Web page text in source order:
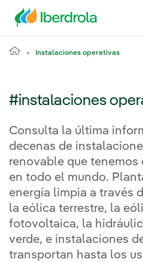
Instalaciones operativas
#instalaciones
Consulta la última
decenas de
renovable que
en todo el mundo.
energía limpia a través
la eólica terrestre, la
fotovoltaica, la
verde, e instalaciones
transportan hasta los